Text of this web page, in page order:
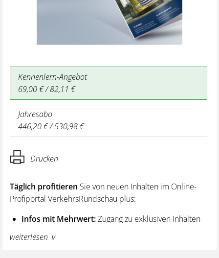
Kennenlern-Angebot
69,00 € / 82,11 €
Jahresabo
446,20 € / 530,98 €
Drucken
Täglich profitieren Sie von neuen Inhalten im Online-
Profiportal VerkehrsRundschau plus:
Infos mit Mehrwert:Zugang zu exklusiven Inhalten
und Hintergrundwissen – von aktuellen Regelungen
wie z. B. bei den Lenk- und Ruhezeiten,
weiterlesen